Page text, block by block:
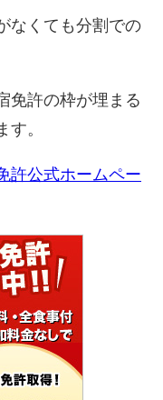
なくても分割での
免許の枠が埋まる
す。
許公式ホームペー